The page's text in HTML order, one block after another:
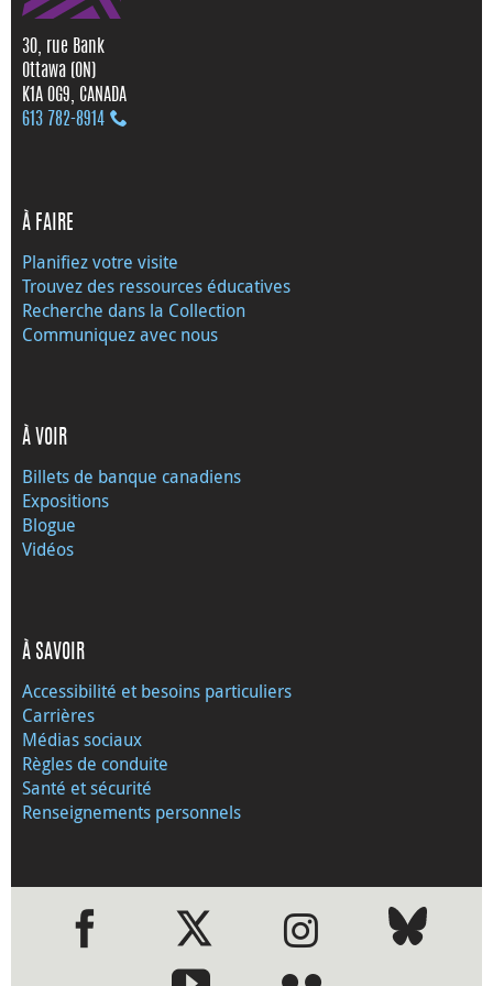
30, rue Bank
Ottawa (ON)
K1A 0G9, CANADA
613 782‑8914
À FAIRE
Planifiez votre visite
Trouvez des ressources éducatives
Recherche dans la Collection
Communiquez avec nous
À VOIR
Billets de banque canadiens
Expositions
Blogue
Vidéos
À SAVOIR
Accessibilité et besoins particuliers
Carrières
Médias sociaux
Règles de conduite
Santé et sécurité
Renseignements personnels